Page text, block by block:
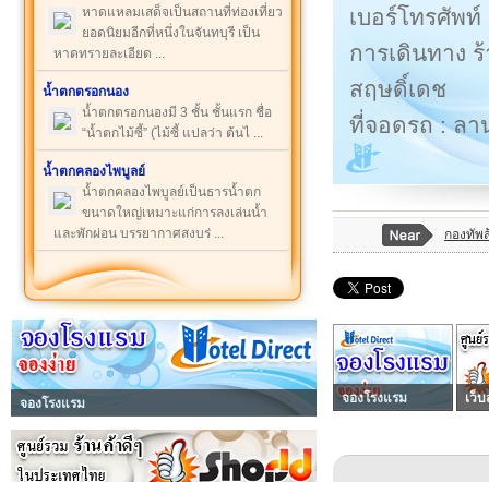
หาดแหลมเสด็จเป็นสถานที่ท่องเที่ยว
ยอดนิยมอีกที่หนึ่งในจันทบุรี เป็น
หาดทรายละเอียด ...
น้ำตกตรอกนอง
น้ำตกตรอกนองมี 3 ชั้น ชั้นแรก ชื่อ
“น้ำตกไม้ซี้” (ไม้ซี้ แปลว่า ต้นไ ...
น้ำตกคลองไพบูลย์
น้ำตกคลองไพบูลย์เป็นธารน้ำตก
ขนาดใหญ่เหมาะแก่การลงเล่นน้ำ
และพักผ่อน บรรยากาศสงบร่ ...
จองโรงแรม
เบอร์โทรศัพท์
การเดินทาง
สฤษดิ์เดช
ที่จอดรถ : ลา
กองทัพ
จองโรงแรม เว็